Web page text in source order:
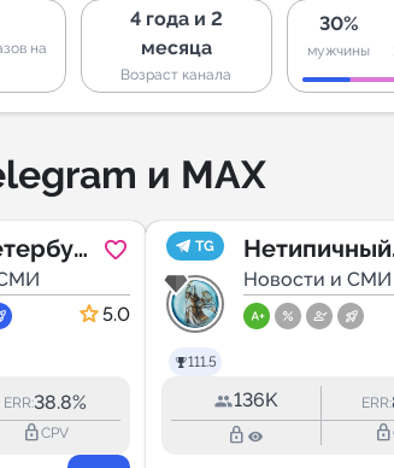
на
4 года и 2
месяца
Возраст канала
30%
мужчины
и MAX
5.0
ERR:38.8%
lock_outlineCPV
TG
111.5
Нетипичный
Ставрополь
Новости и СМИ
136K ERR:
lock_outline lock_outline